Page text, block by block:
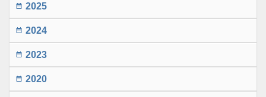
date_range 2025
date_range 2024
date_range 2023
date_range 2020